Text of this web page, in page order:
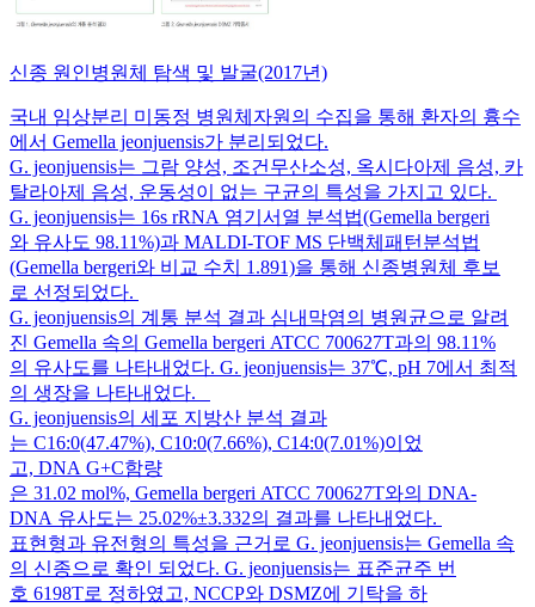
신종 원인병원체 탐색 및 발굴(2017년)
국내 임상분리 미동정 병원체자원의 수집을 통해 환자의 흉수
에서 Gemella jeonjuensis가 분리되었다.
G. jeonjuensis는 그람 양성, 조건무산소성, 옥시다아제 음성, 카
탈라아제 음성, 운동성이 없는 구균의 특성을 가지고 있다.
G. jeonjuensis는 16s rRNA 염기서열 분석법(Gemella bergeri
와 유사도 98.11%)과 MALDI-TOF MS 단백체패턴분석법
(Gemella bergeri와 비교 수치 1.891)을 통해 신종병원체 후보
로 선정되었다.
G. jeonjuensis의 계통 분석 결과 심내막염의 병원균으로 알려
진 Gemella 속의 Gemella bergeri ATCC 700627T과의 98.11%
의 유사도를 나타내었다. G. jeonjuensis는 37℃, pH 7에서 최적
의 생장을 나타내었다.
G. jeonjuensis의 세포 지방산 분석 결과
는 C16:0(47.47%), C10:0(7.66%), C14:0(7.01%)이었
고, DNA G+C함량
은 31.02 mol%, Gemella bergeri ATCC 700627T와의 DNA-
DNA 유사도는 25.02%±3.332의 결과를 나타내었다.
표현형과 유전형의 특성을 근거로 G. jeonjuensis는 Gemella 속
의 신종으로 확인 되었다. G. jeonjuensis는 표준균주 번
호 6198T로 정하였고, NCCP와 DSMZ에 기탁을 하